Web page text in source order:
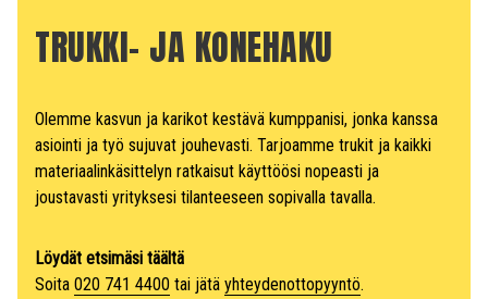
TRUKKI- JA KONEHAKU
Olemme kasvun ja karikot kestävä kumppanisi, jonka kanssa
asiointi ja työ sujuvat jouhevasti. Tarjoamme trukit ja kaikki
materiaalinkäsittelyn ratkaisut käyttöösi nopeasti ja
joustavasti yrityksesi tilanteeseen sopivalla tavalla.
Löydät etsimäsi täältä
Soita 020 741 4400 tai jätä yhteydenottopyyntö.